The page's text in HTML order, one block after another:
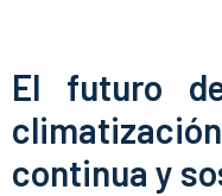
El futuro
continua y